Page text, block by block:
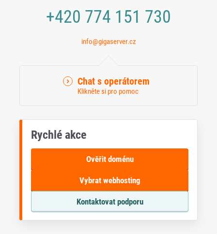
+420 774 151 730
info@gigaserver.cz
Chat s operátorem
Klikněte si pro pomoc
Rychlé akce
Ověřit doménu
Vybrat webhosting
Kontaktovat podporu